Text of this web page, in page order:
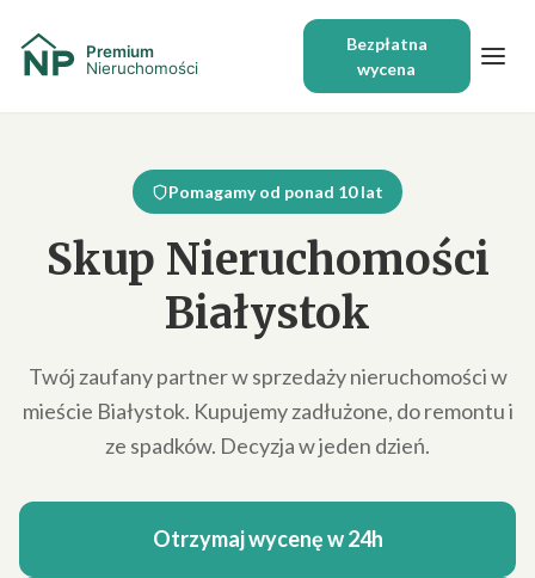
Bezpłatna
wycena
Pomagamy od ponad 10 lat
Skup Nieruchomości
Białystok
Twój zaufany partner w sprzedaży nieruchomości w
mieście Białystok. Kupujemy zadłużone, do remontu i
ze spadków. Decyzja w jeden dzień.
Otrzymaj wycenę w 24h